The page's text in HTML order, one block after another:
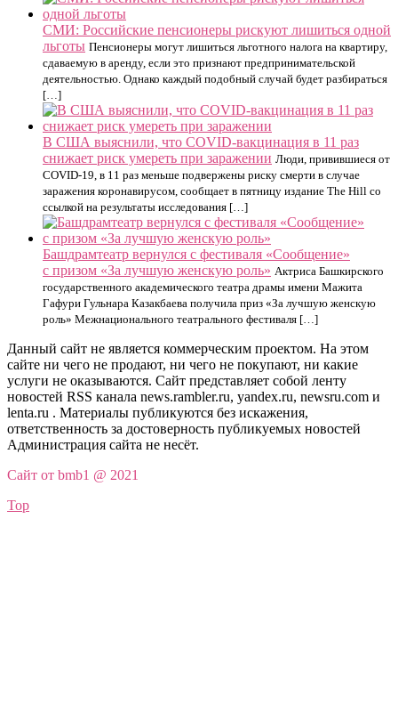
CМИ: Российские пенсионеры рискуют лишиться одной
льготы Пенсионеры могут лишиться льготного налога на квартиру,
сдаваемую в аренду, если это признают предпринимательской
деятельностью. Однако каждый подобный случай будет разбираться
[…]
В США выяснили, что COVID-вакцинация в 11 раз
снижает риск умереть при заражении Люди, привившиеся от
COVID-19, в 11 раз меньше подвержены риску смерти в случае
заражения коронавирусом, сообщает в пятницу издание The Hill со
ссылкой на результаты исследования […]
Башдрамтеатр вернулся с фестиваля «Сообщение»
с призом «За лучшую женскую роль» Актриса Башкирского
государственного академического театра драмы имени Мажита
Гафури Гульнара Казакбаева получила приз «За лучшую женскую
роль» Межнационального театрального фестиваля […]
Данный сайт не является коммерческим проектом. На этом
сайте ни чего не продают, ни чего не покупают, ни какие
услуги не оказываются. Сайт представляет собой ленту
новостей RSS канала news.rambler.ru, yandex.ru, newsru.com и
lenta.ru . Материалы публикуются без искажения,
ответственность за достоверность публикуемых новостей
Администрация сайта не несёт.
Сайт от bmb1 @ 2021
Top